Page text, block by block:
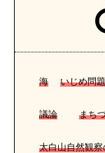
海 いじめ問題
議論 まち
太白山自然観察